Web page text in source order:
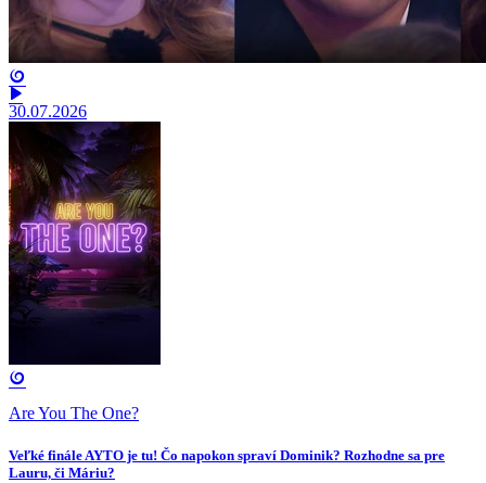
30.07.2026
Are You The One?
Veľké finále AYTO je tu! Čo napokon spraví Dominik? Rozhodne sa pre
Lauru, či Máriu?